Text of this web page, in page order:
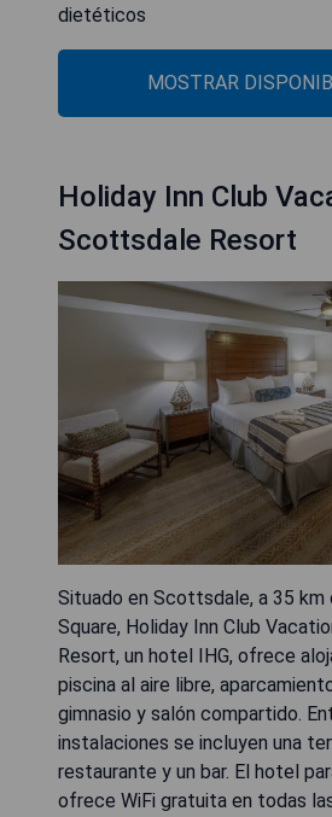
dietéticos
MOSTRAR
Holiday Inn Club
Scottsdale Resort
Situado en Scottsdale, a 35 km
Square, Holiday Inn Club
Resort, un hotel IHG, ofrece
piscina al aire libre,
gimnasio y salón compartido.
instalaciones se incluyen una
restaurante y un bar. El hotel
ofrece WiFi gratuita en todas